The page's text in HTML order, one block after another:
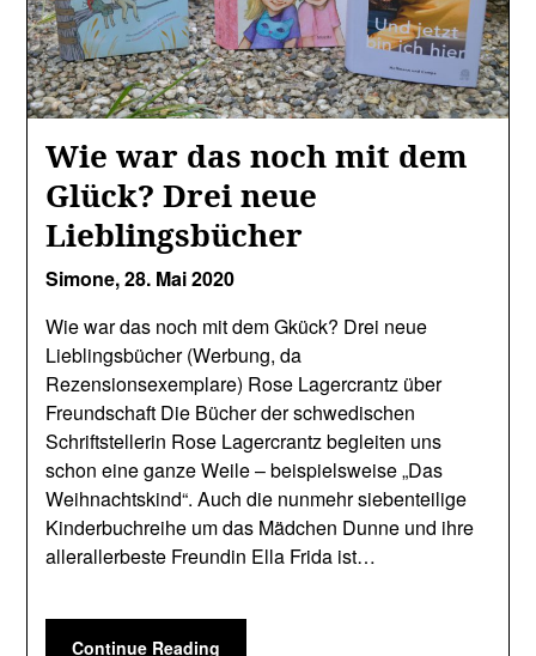
Wie war das noch mit dem
Glück? Drei neue
Lieblingsbücher
Simone,28. Mai 2020
Wie war das noch mit dem Gkück? Drei neue
Lieblingsbücher (Werbung, da
Rezensionsexemplare) Rose Lagercrantz über
Freundschaft Die Bücher der schwedischen
Schriftstellerin Rose Lagercrantz begleiten uns
schon eine ganze Weile – beispielsweise „Das
Weihnachtskind“. Auch die nunmehr siebenteilige
Kinderbuchreihe um das Mädchen Dunne und ihre
allerallerbeste Freundin Ella Frida ist…
Continue Reading